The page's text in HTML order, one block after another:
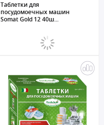
Таблетки для
посудомоечных машин
Somat Gold 12 40ш...